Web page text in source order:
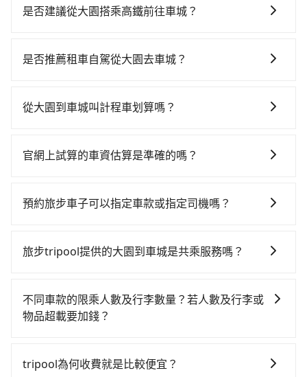
是否建議從大園搭乘高鐵前往車城？
06:49一直到22:35，桃園-左營一天最多有58班次高鐵可
站後，步行進站、現場購票並於月台排隊的時間約15分
等待車站前排班的計程車，搭上小黃後約花115分鐘、車
均每人花費為2,180元。但如果全程使用tripool並到府
外支出約1,080元的交通費，所以對於不是這麼趕時間的
節省50%的交通費用。
是否推薦租車自駕從大園去車城？
在車上休息，那在桃園市大園區有約25間租車車行，比
一天租金約$1,500，九人座如Hyundai Starex或
元）、保險費、罰單另計多數租車合約上都會載明每日
租乙還的服務，假設你當天就往返大園與車城，預計的
天後才需返回，租車就非常不方便。再者，租車地點可
能離你的住家/辦公室/起點還有段路，且須配合車行營業
油，如遇到不肖業者，還車時可能遭遇各種莫名理由而
從大園到車城叫計程車划算嗎？
灣大車隊、Uber、Line Taxi、Yoxi等，如果在路邊攔不
計程車等叫車看看。依照里程跳錶計算，價格約為
約370輛，數量約為桃園市的5%、密度僅雙北的0.3%，
擇。
官網上試算的車資估算是準確的嗎？
單，價格就是準確的。
預約旅步車子可以指定車款或指定司機嗎？
款及司機服務。但如果您有特別需求，可透過電子郵件
旅步tripool提供的大園到車城是共乘服務嗎？
預約時都依照乘客需求做選擇。如需專車接送，車內除
了司機以外，從上車到下車期間，都不會再有其他陌生
不會超過座位的上限。
不同車款的限乘人數及行李數量？若人數及行李或
物品超載要加錢？
的車型。 五人座驕車可乘坐三位乘客，並可攜帶三個隨
tripool為何收費就是比較便宜？